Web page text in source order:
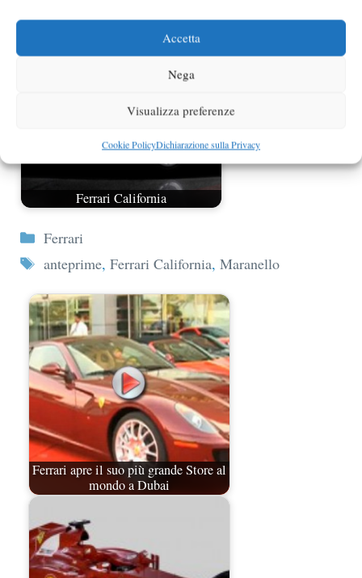
Accetta
Nega
Visualizza preferenze
Cookie PolicyDichiarazione sulla Privacy
Ferrari California
Categorie
Ferrari
Tag
anteprime, Ferrari California, Maranello
Ferrari apre il suo più grande Store al
mondo a Dubai